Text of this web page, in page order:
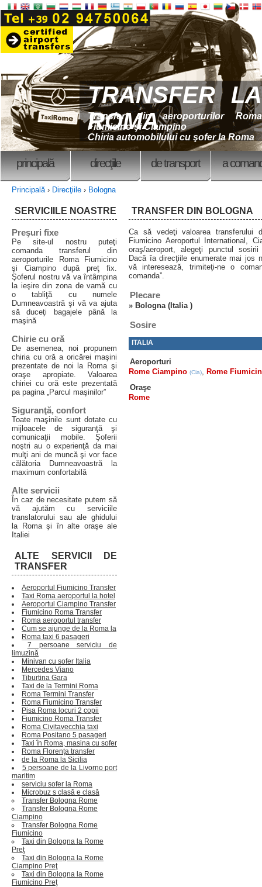
TRANSFER LA
ROMA
Transfer din aeroporturilor Roma
Fiumicino şi Ciampino
Chiria automobilului cu şofer la Roma
principală direcţiile de transport a
Principală› Direcţiile › Bologna
TRANSFER DIN BOLOGNA
Ca să vedeţi valoarea transferului
Fiumicino Aeroportul International,
oraş/aeroport, alegeţi punctul
Dacă îa direcţiile enumerate mai jos
vă interesează, trimiteţi-ne o
comanda”.
Plecare
» Bologna (Italia )
Sosire
ITALIA
Aeroporturi
Rome Ciampino (Cia), Rome
Oraşe
Rome
SERVICIILE NOASTRE
Preşuri fixe
Pe site-ul nostru puteţi
comanda transferul din
aeroporturile Roma Fiumicino
şi Ciampino după preţ fix.
Şoferul nostru vă va întâmpina
la ieşire din zona de vamă cu
o tabliţă cu numele
Dumneavoastră şi vă va ajuta
să duceţi bagajele până la
maşină
Chirie cu oră
De asemenea, noi propunem
chiria cu oră a oricărei maşini
prezentate de noi la Roma şi
oraşe apropiate. Valoarea
chiriei cu oră este prezentată
pa pagina „Parcul maşinilor”
Siguranţă, confort
Toate maşinile sunt dotate cu
mijloacele de siguranţă şi
comunicaţii mobile. Şoferii
noştri au o experienţă da mai
mulţi ani de muncă şi vor face
călătoria Dumneavoastră la
maximum confortabilă
Alte servicii
În caz de necesitate putem să
vă ajutăm cu serviciile
translatorului sau ale ghidului
la Roma şi în alte oraşe ale
Italiei
ALTE SERVICII DE
TRANSFER
Aeroportul Fiumicino Transfer
Taxi Roma aeroportul la hotel
Aeroportul Ciampino Transfer
Fiumicino Roma Transfer
Roma aeroportul transfer
Cum se ajunge de la Roma la
Roma taxi 6 pasageri
7 persoane serviciu de
limuzină
Minivan cu sofer Italia
Mercedes Viano
Tiburtina Gara
Taxi de la Termini Roma
Roma Termini Transfer
Roma Fiumicino Transfer
Pisa Roma locuri 2 copii
Fiumicino Roma Transfer
Roma Civitavecchia taxi
Roma Positano 5 pasageri
Taxi în Roma, masina cu sofer
Roma Florența transfer
de la Roma la Sicilia
5 persoane de la Livorno port
maritim
serviciu sofer la Roma
Microbuz s clasă e clasă
Transfer Bologna Rome
Transfer Bologna Rome
Ciampino
Transfer Bologna Rome
Fiumicino
Taxi din Bologna la Rome
Preţ
Taxi din Bologna la Rome
Ciampino Preţ
Taxi din Bologna la Rome
Fiumicino Preţ